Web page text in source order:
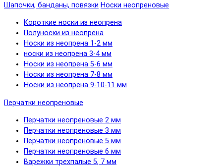
Шапочки, банданы, повязки Носки неопреновые
Короткие носки из неопрена
Полуноски из неопрена
Носки из неопрена 1-2 мм
носки из неопрена 3-4 мм
Носки из неопрена 5-6 мм
Носки из неопрена 7-8 мм
Носки из неопрена 9-10-11 мм
Перчатки неопреновые
Перчатки неопреновые 2 мм
Перчатки неопреновые 3 мм
Перчатки неопреновые 5 мм
Перчатки неопреновые 6 мм
Варежки трехпалые 5, 7 мм